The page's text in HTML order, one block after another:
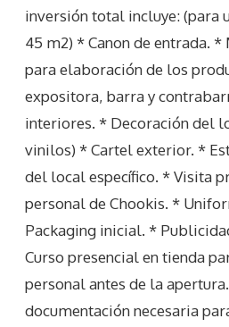
inversión total incluye: (para
45 m2) * Canon de entrada.
para elaboración de los
expositora, barra y
interiores. * Decoración del
vinilos) * Cartel exterior. *
del local específico. * Visita
personal de Chookis. *
Packaging inicial. *
Curso presencial en tienda
personal antes de la
documentación necesaria